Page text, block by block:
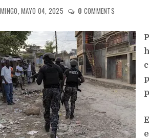
MAYO 04, 2025 0 COMMENTS